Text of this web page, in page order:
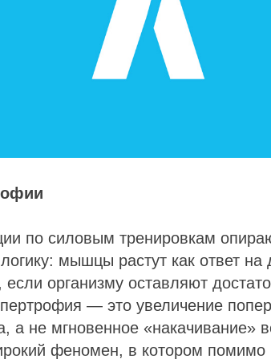
по силовым тренировкам
мышцы растут как ответ на
организму оставляют
— это увеличение
а не мгновенное «накачивание»
феномен, в котором